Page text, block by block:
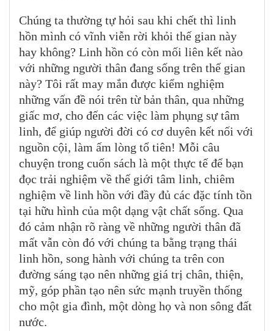
Chúng ta thường tự hỏi sau khi chết thì linh
hồn mình có vĩnh viễn rời khỏi thế gian này
hay không? Linh hồn có còn mối liên kết nào
với những người thân đang sống trên thế gian
này? Tôi rất may mắn được kiểm nghiệm
những vấn đề nói trên từ bản thân, qua những
giấc mơ, cho đến các việc làm phụng sự tâm
linh, để giúp người đời có cơ duyên kết nối với
nguồn cội, làm ấm lòng tổ tiên! Mỗi câu
chuyện trong cuốn sách là một thực tế để bạn
đọc trải nghiệm về thế giới tâm linh, chiêm
nghiệm về linh hồn với đầy đủ các đặc tính tồn
tại hữu hình của một dạng vật chất sống. Qua
đó cảm nhận rõ ràng về những người thân đã
mất vẫn còn đó với chúng ta bằng trạng thái
linh hồn, song hành với chúng ta trên con
đường sáng tạo nên những giá trị chân, thiện,
mỹ, góp phần tạo nên sức mạnh truyền thống
cho một gia đình, một dòng họ và non sông đất
nước.